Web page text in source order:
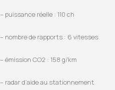
– puissance réelle : 110 ch
– nombre de rapports : 6 vitesses
– émission CO2 : 158 g/km
– radar d’aide au stationnement